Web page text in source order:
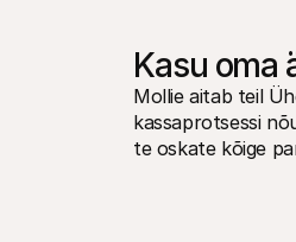
Kasu oma
Mollie aitab teil
kassaprotsessi
te oskate kõige